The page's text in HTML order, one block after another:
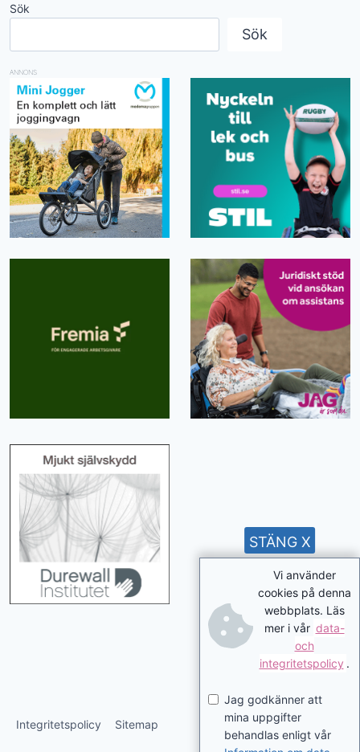
Sök
Sök
ANNONS
Integritetspolicy Sitemap
Vi använder
cookies på denna
webbplats. Läs
mer i vår data-
och
integritetspolicy .
Jag godkänner att
mina uppgifter
behandlas enligt vår
STÄNG X